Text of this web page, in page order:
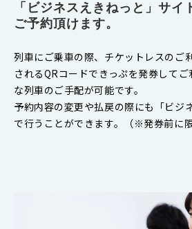
「ビジネスえきねっと」サイ
ご予約頂けます。
列車にご乗車の際、チケットレスのご
されるQRコードできっぷを発券して
な列車のご手配が可能です。
予約内容の変更や払戻の際にも「ビジ
で行うことができます。（※発券前に限